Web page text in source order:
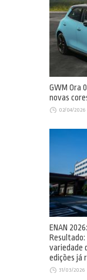
GWM Ora
novas
02/04/2026
ENAN
variedade
edições já
31/03/2026